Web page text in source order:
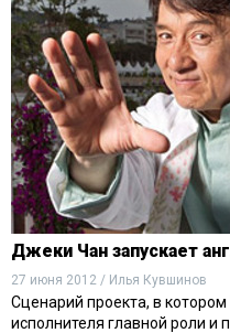
Джеки Чан запускает
27 июня 2012 / Илья Кувшинов
Сценарий проекта, в
исполнителя главной роли